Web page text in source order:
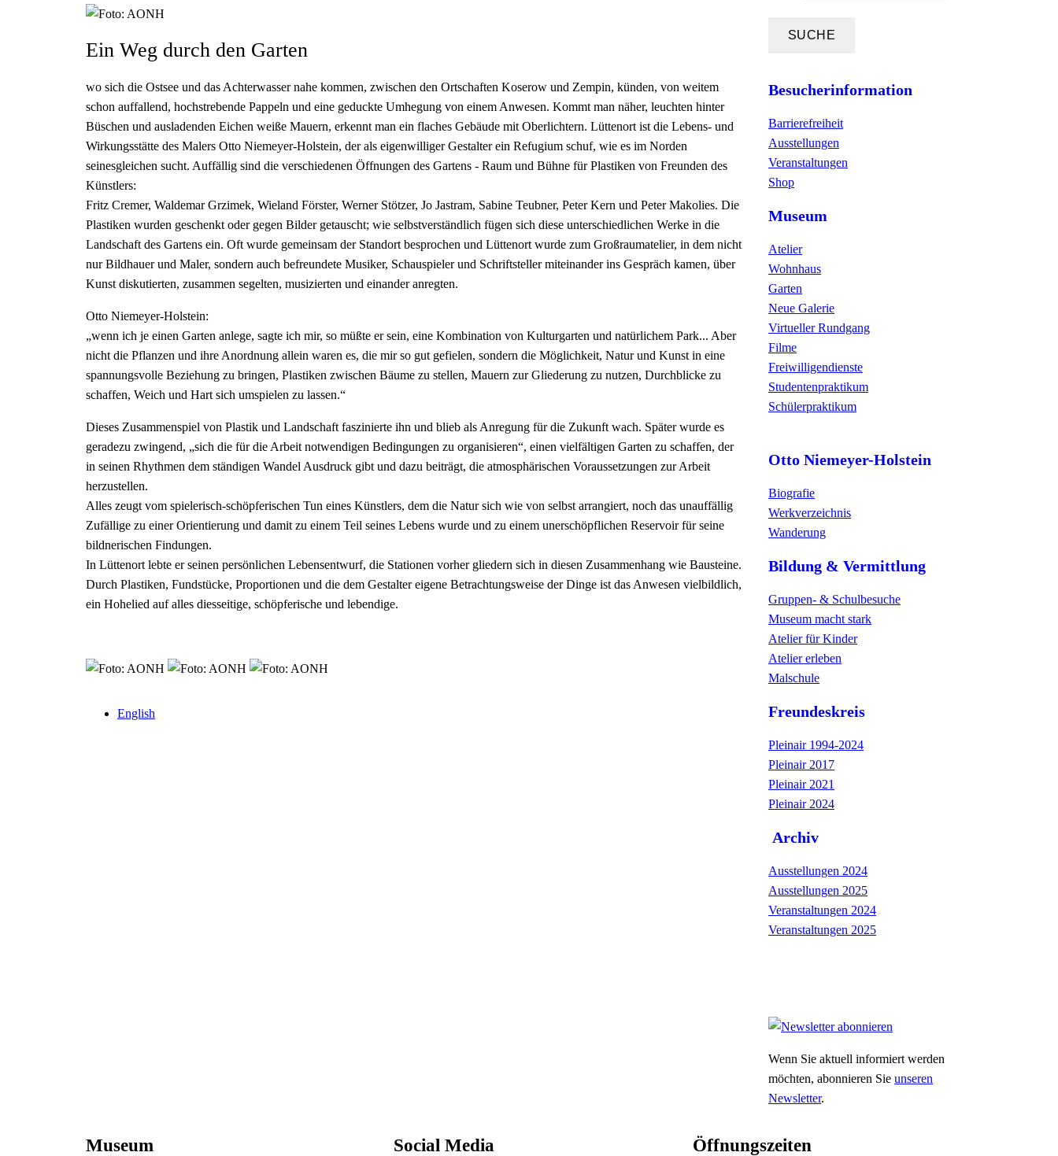
Ein Weg durch den Garten
wo sich die Ostsee und das Achterwasser nahe kommen, zwischen den Ortschaften Koserow und Zempin, künden, von weitem
schon auffallend, hochstrebende Pappeln und eine geduckte Umhegung von einem Anwesen. Kommt man näher, leuchten hinter
Büschen und ausladenden Eichen weiße Mauern, erkennt man ein flaches Gebäude mit Oberlichtern. Lüttenort ist die Lebens- und
Wirkungsstätte des Malers Otto Niemeyer-Holstein, der als eigenwilliger Gestalter ein Refugium schuf, wie es im Norden
seinesgleichen sucht. Auffällig sind die verschiedenen Öffnungen des Gartens - Raum und Bühne für Plastiken von Freunden des
Künstlers:
Fritz Cremer, Waldemar Grzimek, Wieland Förster, Werner Stötzer, Jo Jastram, Sabine Teubner, Peter Kern und Peter Makolies. Die
Plastiken wurden geschenkt oder gegen Bilder getauscht; wie selbstverständlich fügen sich diese unterschiedlichen Werke in die
Landschaft des Gartens ein. Oft wurde gemeinsam der Standort besprochen und Lüttenort wurde zum Großraumatelier, in dem nicht
nur Bildhauer und Maler, sondern auch befreundete Musiker, Schauspieler und Schriftsteller miteinander ins Gespräch kamen, über
Kunst diskutierten, zusammen segelten, musizierten und einander anregten.
Otto Niemeyer-Holstein:
„wenn ich je einen Garten anlege, sagte ich mir, so müßte er sein, eine Kombination von Kulturgarten und natürlichem Park... Aber
nicht die Pflanzen und ihre Anordnung allein waren es, die mir so gut gefielen, sondern die Möglichkeit, Natur und Kunst in eine
spannungsvolle Beziehung zu bringen, Plastiken zwischen Bäume zu stellen, Mauern zur Gliederung zu nutzen, Durchblicke zu
schaffen, Weich und Hart sich umspielen zu lassen.“
Dieses Zusammenspiel von Plastik und Landschaft faszinierte ihn und blieb als Anregung für die Zukunft wach. Später wurde es
geradezu zwingend, „sich die für die Arbeit notwendigen Bedingungen zu organisieren“, einen vielfältigen Garten zu schaffen, der
in seinen Rhythmen dem ständigen Wandel Ausdruck gibt und dazu beiträgt, die atmosphärischen Voraussetzungen zur Arbeit
herzustellen.
Alles zeugt vom spielerisch-schöpferischen Tun eines Künstlers, dem die Natur sich wie von selbst arrangiert, noch das unauffällig
Zufällige zu einer Orientierung und damit zu einem Teil seines Lebens wurde und zu einem unerschöpflichen Reservoir für seine
bildnerischen Findungen.
In Lüttenort lebte er seinen persönlichen Lebensentwurf, die Stationen vorher gliedern sich in diesen Zusammenhang wie Bausteine.
Durch Plastiken, Fundstücke, Proportionen und die dem Gestalter eigene Betrachtungsweise der Dinge ist das Anwesen vielbildlich,
ein Hohelied auf alles diesseitige, schöpferische und lebendige.
English
Besucherinformation
Barrierefreiheit
Ausstellungen
Veranstaltungen
Shop
Museum
Atelier
Wohnhaus
Garten
Neue Galerie
Virtueller Rundgang
Filme
Freiwilligendienste
Studentenpraktikum
Schülerpraktikum
Otto Niemeyer-Holstein
Biografie
Werkverzeichnis
Wanderung
Bildung & Vermittlung
Gruppen- & Schulbesuche
Museum macht stark
Atelier für Kinder
Atelier erleben
Malschule
Freundeskreis
Pleinair 1994-2024
Pleinair 2017
Pleinair 2021
Pleinair 2024
Archiv
Ausstellungen 2024
Ausstellungen 2025
Veranstaltungen 2024
Veranstaltungen 2025
Wenn Sie aktuell informiert werden
möchten, abonnieren Sie unseren
Newsletter.
Museum Social Media Öffnungszeiten